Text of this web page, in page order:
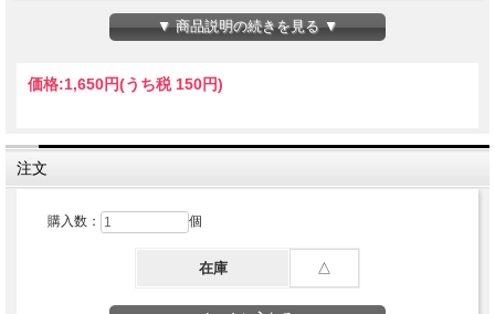
点で配布終了とさせていただきます。あらかじめご了承ください。
＊特典情報解禁以前にスイッチ・オンラインストアにてご購入いただ
＊１回の注文における購入制限を３冊までとさせていただきます。
＊特典クリアポスターは１冊につき１枚お付けさせていただきます。
だきます。
2025年9月20日発行
▼ 商品説明の続きを見る ▼
価格:1,650円(うち税 150円)
注文
購入数： 個
在庫 △